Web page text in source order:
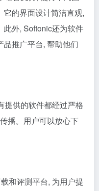
的界面设计简洁直观,
此外, Softonic还为软件
推广平台, 帮助他们
提供的软件都经过严格
播。用户可以放心下
和评测平台, 为用户提